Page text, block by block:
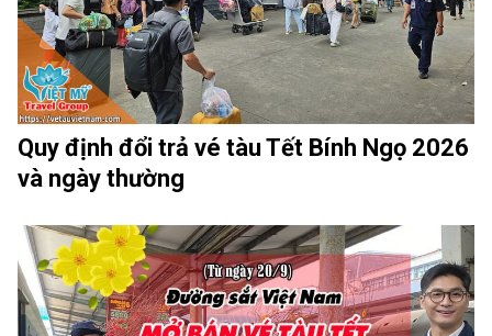
Quy định đổi trả vé tàu Tết Bính Ngọ 2026
và ngày thường